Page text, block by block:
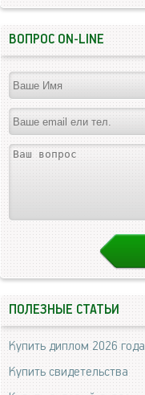
ВОПРОС ON-LINE
ПОЛЕЗНЫЕ СТАТЬИ
Купить диплом 2026 года
Купить свидетельства